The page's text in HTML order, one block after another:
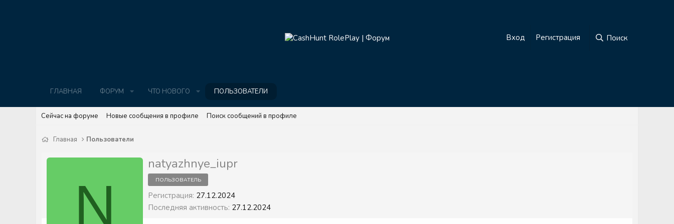
Вход Регистрация Поиск
ГЛАВНАЯ ФОРУМ ЧТО НОВОГО ПОЛЬЗОВАТЕЛИ
Сейчас на форуме Новые сообщения в профиле Поиск сообщений в профиле
Главная Пользователи
N
natyazhnye_iupr
ПОЛЬЗОВАТЕЛЬ
Регистрация 27.12.2024
Последняя активность 27.12.2024